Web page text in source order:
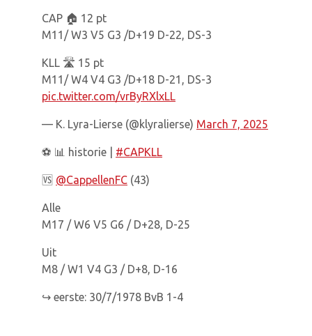
CAP 🏠 12 pt
M11/ W3 V5 G3 /D+19 D-22, DS-3
KLL 🛣 15 pt
M11/ W4 V4 G3 /D+18 D-21, DS-3
pic.twitter.com/vrByRXlxLL
— K. Lyra-Lierse (@klyralierse) March 7, 2025
⚽️ 📊 historie | #CAPKLL
🆚️ @CappellenFC (43)
Alle
M17 / W6 V5 G6 / D+28, D-25
Uit
M8 / W1 V4 G3 / D+8, D-16
↪️ eerste: 30/7/1978 BvB 1-4